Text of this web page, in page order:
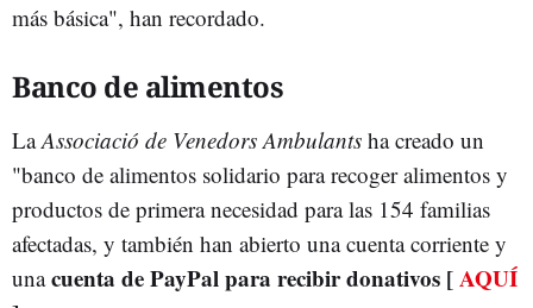
más básica", han recordado.
Banco de alimentos
LaAssociació de Venedors Ambulants ha creado un
"banco de alimentos solidario para recoger alimentos y
productos de primera necesidad para las 154 familias
afectadas, y también han abierto una cuenta corriente y
unacuenta de PayPal para recibir donativos [AQUÍ